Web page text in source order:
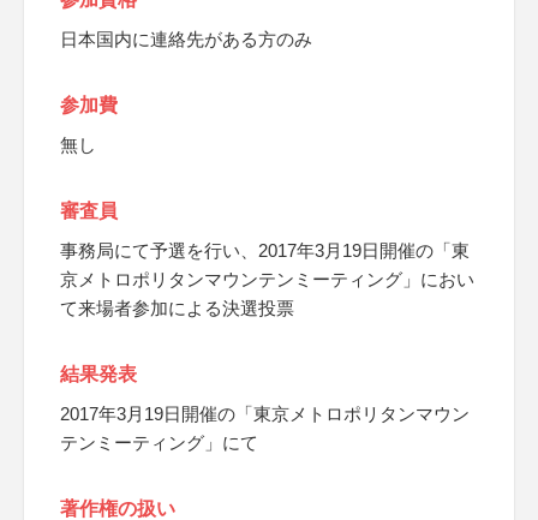
日本国内に連絡先がある方のみ
参加費
無し
審査員
事務局にて予選を行い、2017年3月19日開催の「東
京メトロポリタンマウンテンミーティング」におい
て来場者参加による決選投票
結果発表
2017年3月19日開催の「東京メトロポリタンマウン
テンミーティング」にて
著作権の扱い